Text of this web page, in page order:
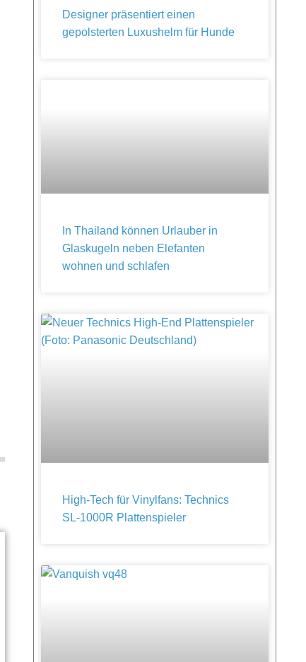
Designer präsentiert einen
gepolsterten Luxushelm für Hunde
In Thailand können Urlauber in
Glaskugeln neben Elefanten
wohnen und schlafen
High-Tech für Vinylfans: Technics
SL-1000R Plattenspieler